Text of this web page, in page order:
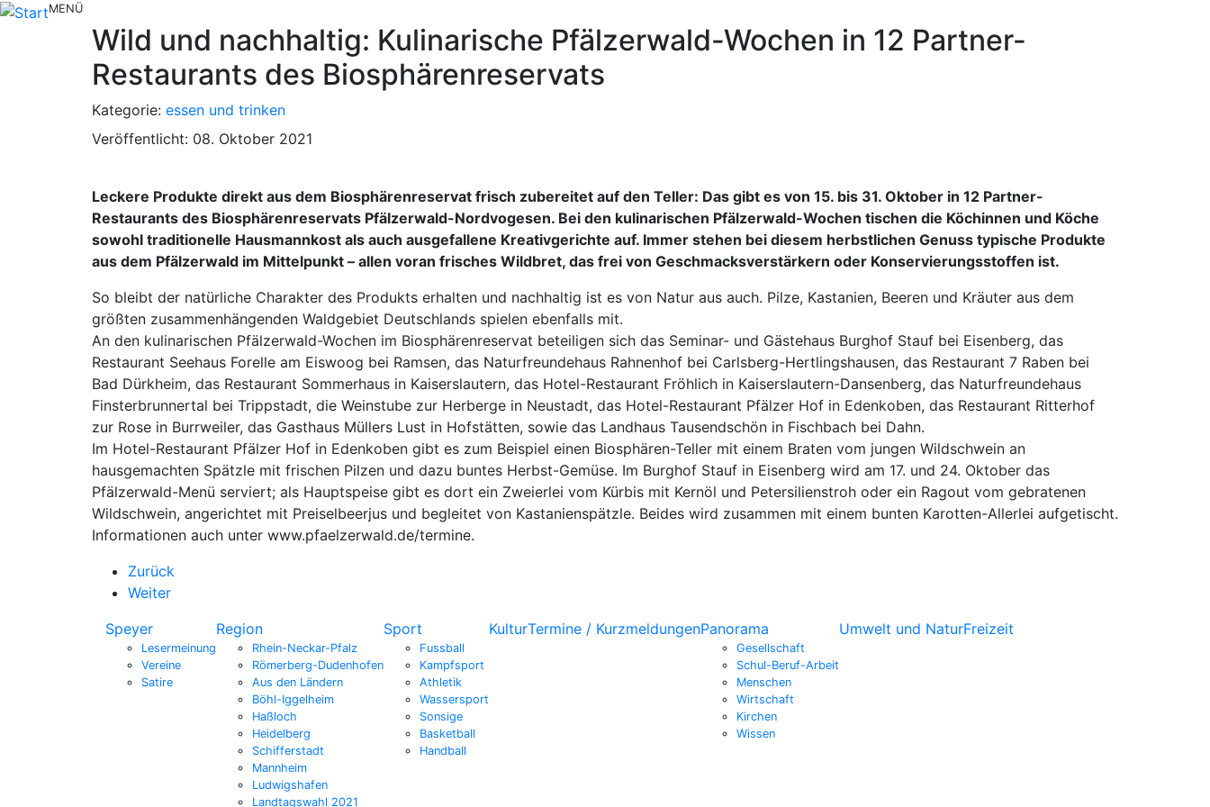
MENÜ
Wild und nachhaltig: Kulinarische Pfälzerwald-Wochen in 12 Partner-
Restaurants des Biosphärenreservats
Kategorie: essen und trinken
Veröffentlicht: 08. Oktober 2021
Leckere Produkte direkt aus dem Biosphärenreservat frisch zubereitet auf den Teller: Das gibt es von 15. bis 31. Oktober in 12 Partner-
Restaurants des Biosphärenreservats Pfälzerwald-Nordvogesen. Bei den kulinarischen Pfälzerwald-Wochen tischen die Köchinnen und Köche
sowohl traditionelle Hausmannkost als auch ausgefallene Kreativgerichte auf. Immer stehen bei diesem herbstlichen Genuss typische Produkte
aus dem Pfälzerwald im Mittelpunkt – allen voran frisches Wildbret, das frei von Geschmacksverstärkern oder Konservierungsstoffen ist.
So bleibt der natürliche Charakter des Produkts erhalten und nachhaltig ist es von Natur aus auch. Pilze, Kastanien, Beeren und Kräuter aus dem
größten zusammenhängenden Waldgebiet Deutschlands spielen ebenfalls mit.
An den kulinarischen Pfälzerwald-Wochen im Biosphärenreservat beteiligen sich das Seminar- und Gästehaus Burghof Stauf bei Eisenberg, das
Restaurant Seehaus Forelle am Eiswoog bei Ramsen, das Naturfreundehaus Rahnenhof bei Carlsberg-Hertlingshausen, das Restaurant 7 Raben bei
Bad Dürkheim, das Restaurant Sommerhaus in Kaiserslautern, das Hotel-Restaurant Fröhlich in Kaiserslautern-Dansenberg, das Naturfreundehaus
Finsterbrunnertal bei Trippstadt, die Weinstube zur Herberge in Neustadt, das Hotel-Restaurant Pfälzer Hof in Edenkoben, das Restaurant Ritterhof
zur Rose in Burrweiler, das Gasthaus Müllers Lust in Hofstätten, sowie das Landhaus Tausendschön in Fischbach bei Dahn.
Im Hotel-Restaurant Pfälzer Hof in Edenkoben gibt es zum Beispiel einen Biosphären-Teller mit einem Braten vom jungen Wildschwein an
hausgemachten Spätzle mit frischen Pilzen und dazu buntes Herbst-Gemüse. Im Burghof Stauf in Eisenberg wird am 17. und 24. Oktober das
Pfälzerwald-Menü serviert; als Hauptspeise gibt es dort ein Zweierlei vom Kürbis mit Kernöl und Petersilienstroh oder ein Ragout vom gebratenen
Wildschwein, angerichtet mit Preiselbeerjus und begleitet von Kastanienspätzle. Beides wird zusammen mit einem bunten Karotten-Allerlei aufgetischt.
Informationen auch unter www.pfaelzerwald.de/termine.
Zurück
Weiter
Speyer
Lesermeinung
Vereine
Satire
Region
Rhein-Neckar-Pfalz
Römerberg-Dudenhofen
Aus den Ländern
Böhl-Iggelheim
Haßloch
Heidelberg
Schifferstadt
Mannheim
Ludwigshafen
Landtagswahl 2021
Sport
Fussball
Kampfsport
Athletik
Wassersport
Sonsige
Basketball
Handball
KulturTermine / KurzmeldungenPanorama
Gesellschaft
Schul-Beruf-Arbeit
Menschen
Wirtschaft
Kirchen
Wissen
Umwelt und NaturFreizeit